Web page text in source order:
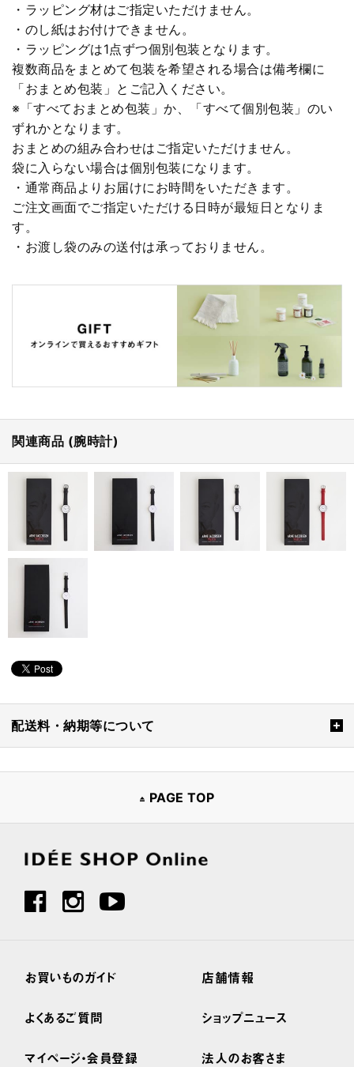
・ラッピング材はご指定いただけません。
・のし紙はお付けできません。
・ラッピングは1点ずつ個別包装となります。
複数商品をまとめて包装を希望される場合は備考欄に
「おまとめ包装」とご記入ください。
※「すべておまとめ包装」か、「すべて個別包装」のい
ずれかとなります。
おまとめの組み合わせはご指定いただけません。
袋に入らない場合は個別包装になります。
・通常商品よりお届けにお時間をいただきます。
ご注文画面でご指定いただける日時が最短日となりま
す。
・お渡し袋のみの送付は承っておりません。
関連商品 (腕時計)
配送料・納期等について
PAGE TOP
お買いものガイド
よくあるご質問
マイページ・会員登録
店舗情報
ショップニュース
法人のお客さま